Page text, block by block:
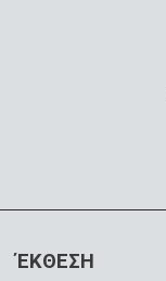
ΈΚΘΕΣΗ